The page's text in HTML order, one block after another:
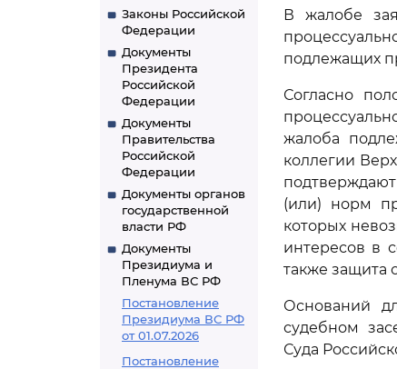
Законы Российской
Федерации
Документы
Президента
Российской
Федерации
Документы
Правительства
Российской
Федерации
Документы органов
государственной
власти РФ
Документы
Президиума и
Пленума ВС РФ
Постановление
Президиума ВС РФ
от 01.07.2026
Постановление
В жалобе
подлежащих
Согласно
жалоба
коллегии
(или) норм
которых
интересов в
также защита
Оснований
судебном
Суда